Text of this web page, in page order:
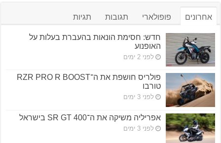
אחרונים פופולארי תגובות תגיות
חדש: חסימת הונאות בהעברת בעלות על
האופנוע
לפני 2 ימים
פולריס חושפת את ה־RZR PRO R BOOST
טורבו
לפני 3 ימים
אפריליה משיקה את ה־SR GT 400 בישראל
לפני 3 ימים